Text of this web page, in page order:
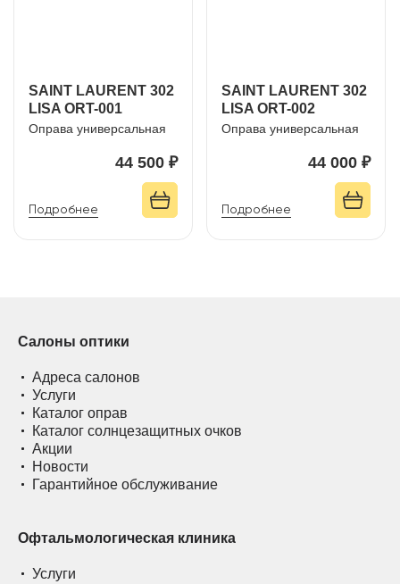
SAINT LAURENT 302
LISA ORT-001
Оправа универсальная
44 500 ₽
Подробнее
SAINT LAURENT 302
LISA ORT-002
Оправа универсальная
44 000 ₽
Подробнее
Салоны оптики
Адреса салонов
Услуги
Каталог оправ
Каталог солнцезащитных очков
Акции
Новости
Гарантийное обслуживание
Офтальмологическая клиника
Услуги